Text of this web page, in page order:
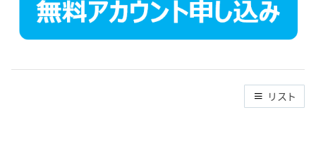
リスト